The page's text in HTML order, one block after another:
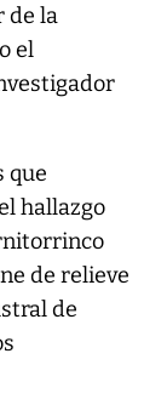
de la
el
que
hallazgo
de relieve
de